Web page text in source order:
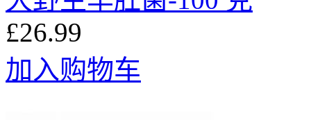
£26.99
加入购物车